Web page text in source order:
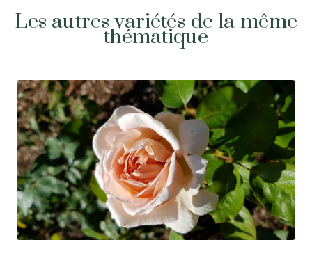
Les autres variétés de la même
thématique